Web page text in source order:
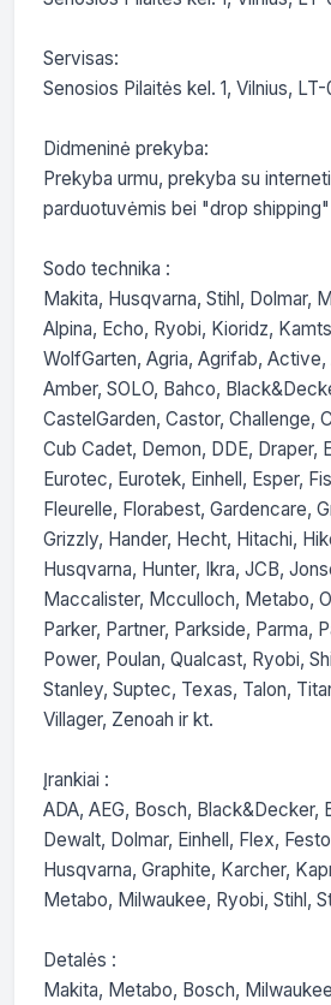
Servisas:
Senosios Pilaitės kel. 1, Vilnius,
Didmeninė prekyba:
Prekyba urmu, prekyba su
parduotuvėmis bei "drop
Sodo technika :
Makita, Husqvarna, Stihl, Dolmar,
Alpina, Echo, Ryobi, Kioridz,
WolfGarten, Agria, Agrifab, Active,
Amber, SOLO, Bahco,
CastelGarden, Castor, Challenge,
Cub Cadet, Demon, DDE, Draper,
Eurotec, Eurotek, Einhell, Esper,
Fleurelle, Florabest, Gardencare,
Grizzly, Hander, Hecht, Hitachi,
Husqvarna, Hunter, Ikra, JCB,
Maccalister, Mcculloch, Metabo,
Parker, Partner, Parkside, Parma,
Power, Poulan, Qualcast, Ryobi,
Stanley, Suptec, Texas, Talon,
Villager, Zenoah ir kt.
Įrankiai :
ADA, AEG, Bosch, Black&Decker,
Dewalt, Dolmar, Einhell, Flex,
Husqvarna, Graphite, Karcher,
Metabo, Milwaukee, Ryobi, Stihl,
Detalės :
Makita, Metabo, Bosch,